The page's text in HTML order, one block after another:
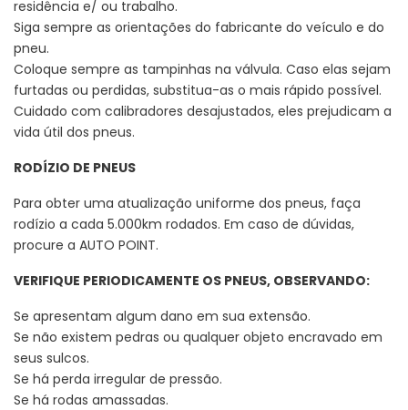
residência e/ ou trabalho.
Siga sempre as orientações do fabricante do veículo e do
pneu.
Coloque sempre as tampinhas na válvula. Caso elas sejam
furtadas ou perdidas, substitua-as o mais rápido possível.
Cuidado com calibradores desajustados, eles prejudicam a
vida útil dos pneus.
RODÍZIO DE PNEUS
Para obter uma atualização uniforme dos pneus, faça
rodízio a cada 5.000km rodados. Em caso de dúvidas,
procure a AUTO POINT.
VERIFIQUE PERIODICAMENTE OS PNEUS, OBSERVANDO:
Se apresentam algum dano em sua extensão.
Se não existem pedras ou qualquer objeto encravado em
seus sulcos.
Se há perda irregular de pressão.
Se há rodas amassadas.